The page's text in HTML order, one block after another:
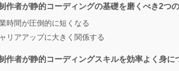
作者が静的コーディングの基礎を磨くべき2つ
時間が圧倒的に短くなる
リアアップに大きく関係する
作者が静的コーディングスキルを効率よく身に